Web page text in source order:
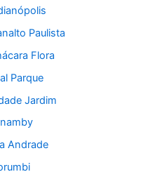
Paulista
Flora
Parque
Jardim
Andrade